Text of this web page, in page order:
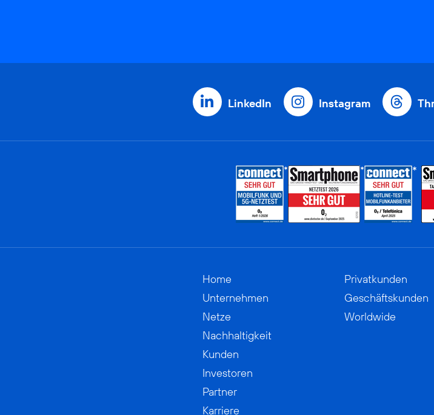
LinkedIn Instagram
Home
Unternehmen
Netze
Nachhaltigkeit
Kunden
Investoren
Partner
Karriere
Privatkunden
Geschäftskunden
Worldwide